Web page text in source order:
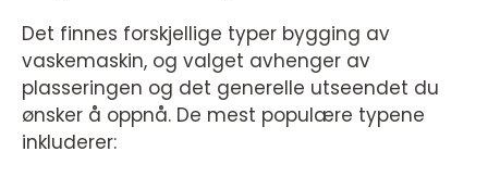
Det finnes forskjellige typer bygging av
vaskemaskin, og valget avhenger av
plasseringen og det generelle utseendet du
ønsker å oppnå. De mest populære typene
inkluderer: